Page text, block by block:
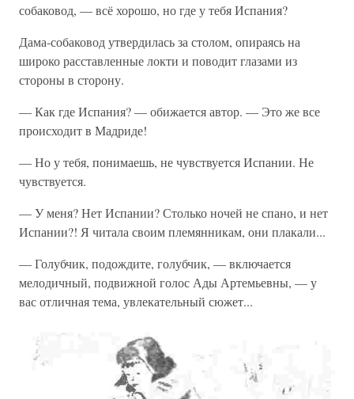
собаковод, — всё хорошо, но где у тебя Испания?
Дама-собаковод утвердилась за столом, опираясь на
широко расставленные локти и поводит глазами из
стороны в сторону.
— Как где Испания? — обижается автор. — Это же все
происходит в Мадриде!
— Но у тебя, понимаешь, не чувствуется Испании. Не
чувствуется.
— У меня? Нет Испании? Столько ночей не спано, и нет
Испании?! Я читала своим племянникам, они плакали...
— Голубчик, подождите, голубчик, — включается
мелодичный, подвижной голос Ады Артемьевны, — у
вас отличная тема, увлекательный сюжет...